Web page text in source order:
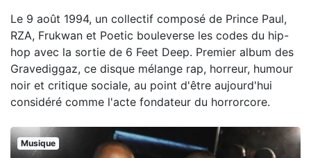
Le 9 août 1994, un collectif composé de Prince Paul,
RZA, Frukwan et Poetic bouleverse les codes du hip-
hop avec la sortie de 6 Feet Deep. Premier album des
Gravediggaz, ce disque mélange rap, horreur, humour
noir et critique sociale, au point d'être aujourd'hui
considéré comme l'acte fondateur du horrorcore.
Musique